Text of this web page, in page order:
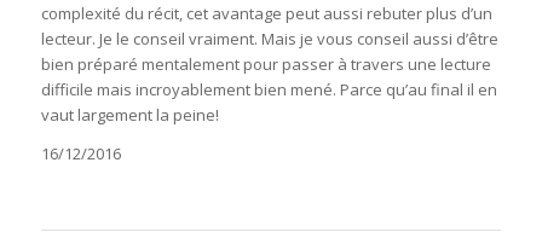
complexité du récit, cet avantage peut aussi rebuter plus d’un
lecteur. Je le conseil vraiment. Mais je vous conseil aussi d’être
bien préparé mentalement pour passer à travers une lecture
difficile mais incroyablement bien mené. Parce qu’au final il en
vaut largement la peine!
16/12/2016